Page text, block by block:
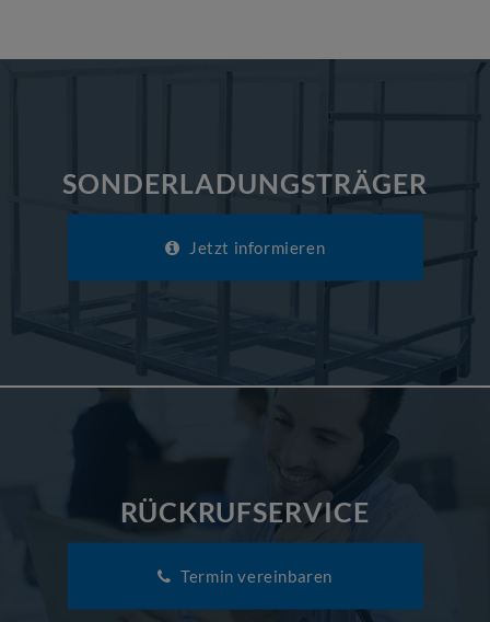
SONDERLADUNGSTRÄGER
Jetzt informieren
RÜCKRUFSERVICE
Termin vereinbaren